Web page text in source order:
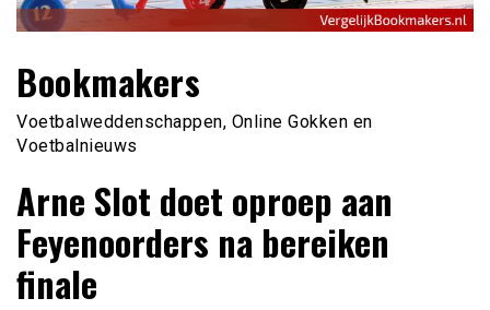
Bookmakers
Voetbalweddenschappen, Online Gokken en
Voetbalnieuws
Arne Slot doet oproep aan
Feyenoorders na bereiken
finale